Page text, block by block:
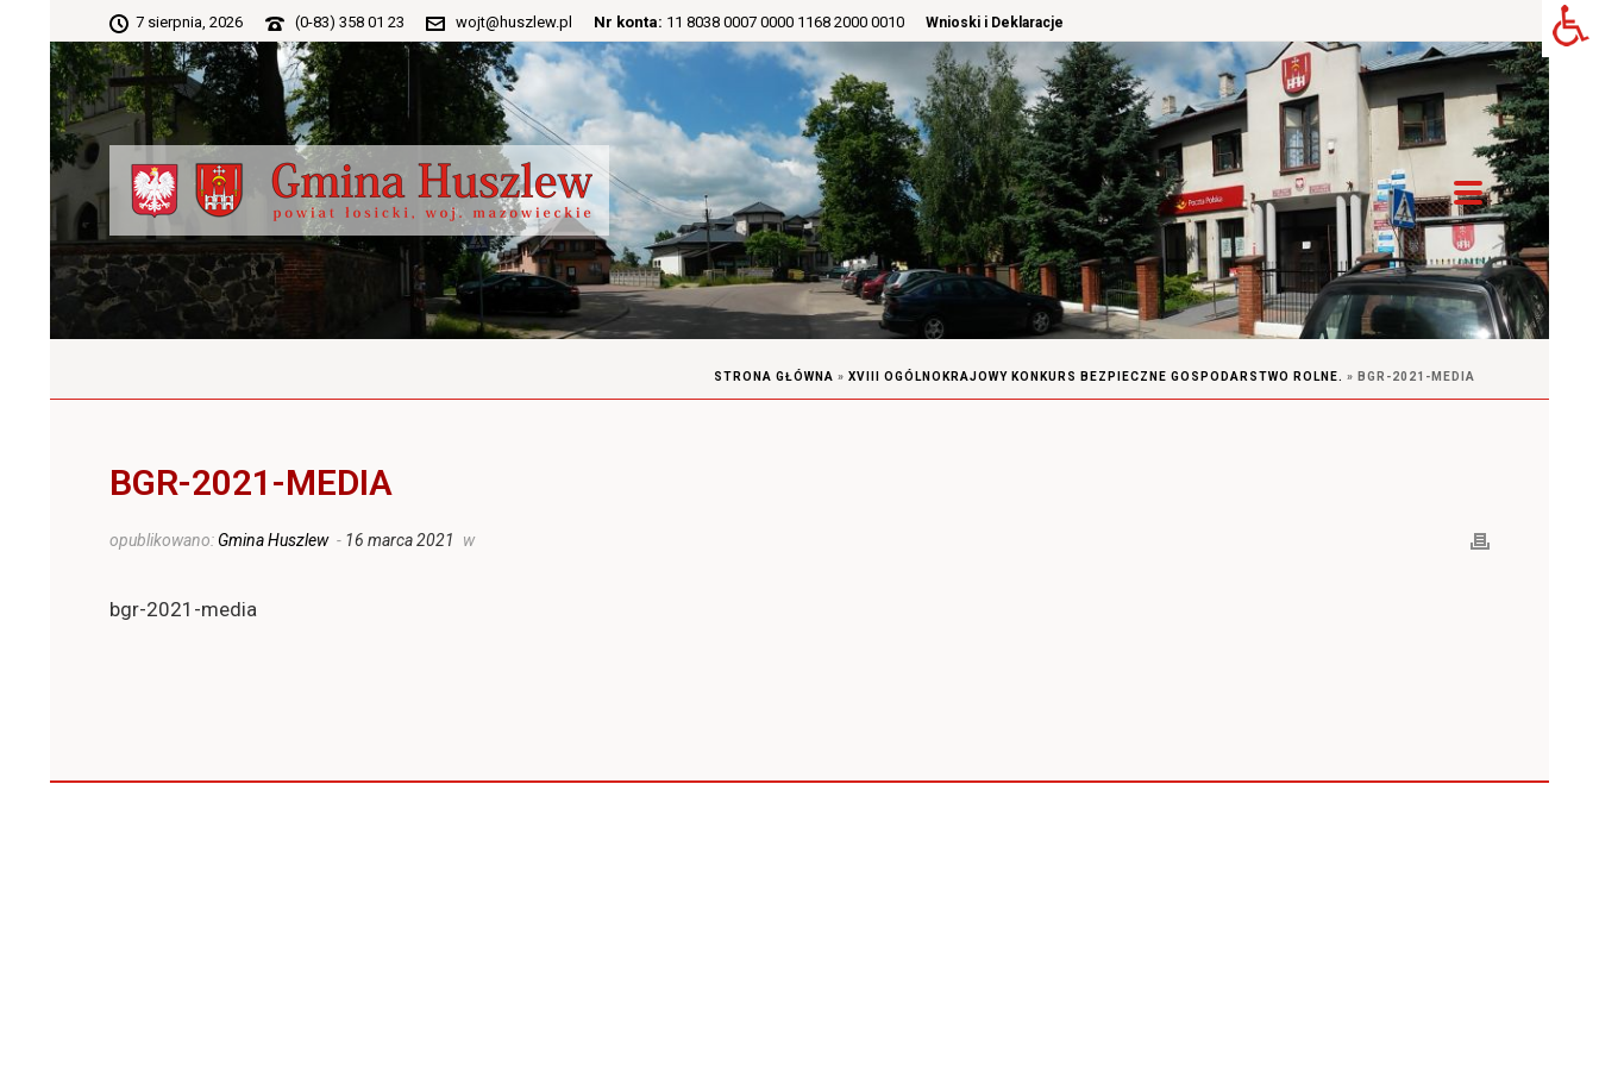
7 sierpnia, 2026 (0-83) 358 01 23 wojt@huszlew.pl Nr konta: 11 8038 0007 0000 1168 2000 0010 Wnioski i Deklaracje
STRONA GŁÓWNA » XVIII OGÓLNOKRAJOWY KONKURS BEZPIECZNE GOSPODARSTWO ROLNE. » BGR-2021-MEDIA
BGR-2021-MEDIA
opublikowano: Gmina Huszlew - 16 marca 2021 w
bgr-2021-media